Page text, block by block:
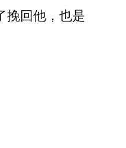
挽回他，也是